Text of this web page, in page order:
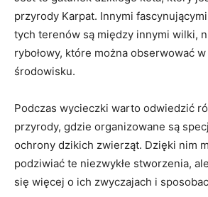
przyrody Karpat. Innymi
tych terenów są między innymi wilki,
rybołowy, które można obserwować
środowisku.
Podczas wycieczki warto odwiedzić
przyrody, gdzie organizowane są
ochrony dzikich zwierząt. Dzięki nim
podziwiać te niezwykłe stworzenia,
się więcej o ich zwyczajach i